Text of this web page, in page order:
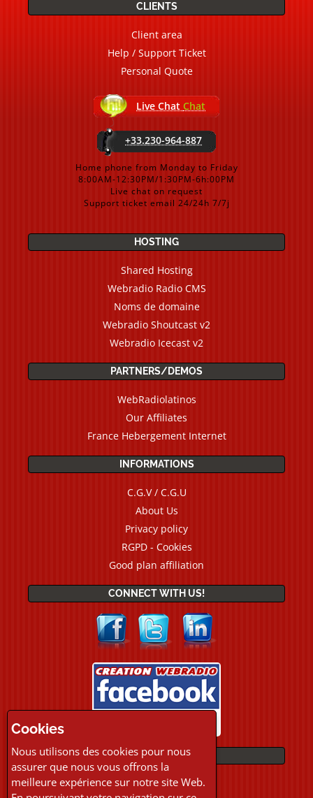
CLIENTS
Client area
Help / Support Ticket
Personal Quote
Live Chat Chat
+33.230-964-887
Home phone from Monday to Friday
8:00AM-12:30PM/1:30PM-6h:00PM
Live chat on request
Support ticket email 24/24h 7/7j
HOSTING
Shared Hosting
Webradio Radio CMS
Noms de domaine
Webradio Shoutcast v2
Webradio Icecast v2
PARTNERS/DEMOS
WebRadiolatinos
Our Affiliates
France Hebergement Internet
INFORMATIONS
C.G.V / C.G.U
About Us
Privacy policy
RGPD - Cookies
Good plan affiliation
CONNECT WITH US!
PAYMENTS
Cookies
Nous utilisons des cookies pour nous
assurer que nous vous offrons la
meilleure expérience sur notre site Web.